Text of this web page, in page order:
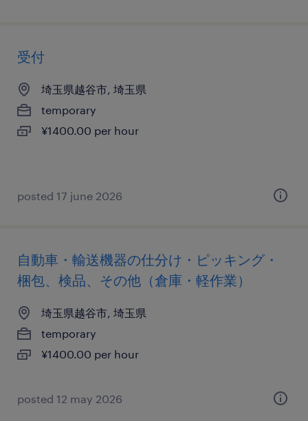
受付
埼玉県越谷市, 埼玉県
temporary
¥1400.00 per hour
posted 17 june 2026
自動車・輸送機器の仕分け・ピッキング・
梱包、検品、その他（倉庫・軽作業）
埼玉県越谷市, 埼玉県
temporary
¥1400.00 per hour
posted 12 may 2026